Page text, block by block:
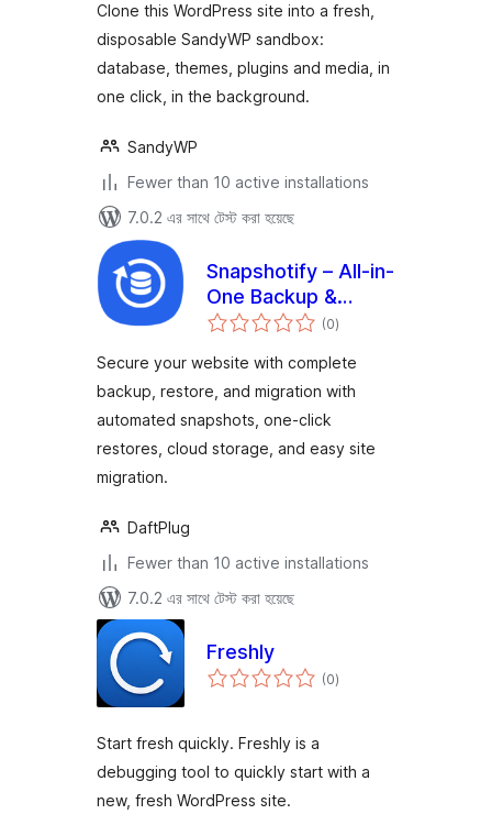
Clone this WordPress site into a fresh,
disposable SandyWP sandbox:
database, themes, plugins and media, in
one click, in the background.
SandyWP
Fewer than 10 active installations
7.0.2 এর সাথে টেস্ট করা হয়েছে
Snapshotify – All-in-
One Backup &
Restore & Migrate
(0total
ratings
)
Secure your website with complete
backup, restore, and migration with
automated snapshots, one-click
restores, cloud storage, and easy site
migration.
DaftPlug
Fewer than 10 active installations
7.0.2 এর সাথে টেস্ট করা হয়েছে
Freshly
(0total
ratings
)
Start fresh quickly. Freshly is a
debugging tool to quickly start with a
new, fresh WordPress site.